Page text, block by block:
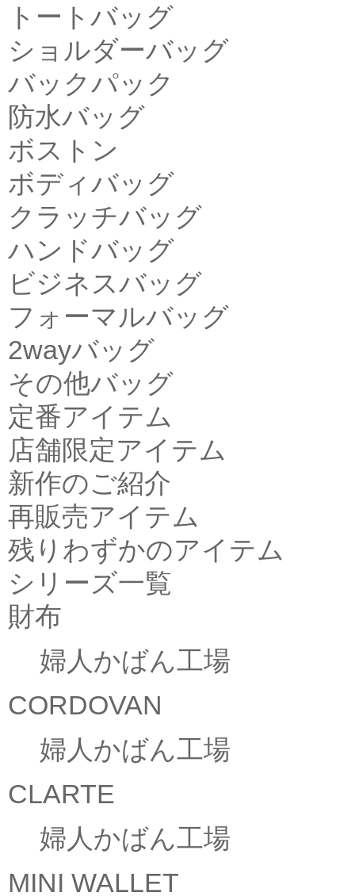
トートバッグ
ショルダーバッグ
バックパック
防水バッグ
ボストン
ボディバッグ
クラッチバッグ
ハンドバッグ
ビジネスバッグ
フォーマルバッグ
2wayバッグ
その他バッグ
定番アイテム
店舗限定アイテム
新作のご紹介
再販売アイテム
残りわずかのアイテム
シリーズ一覧
財布
婦人かばん工場
CORDOVAN
婦人かばん工場
CLARTE
婦人かばん工場
MINI WALLET